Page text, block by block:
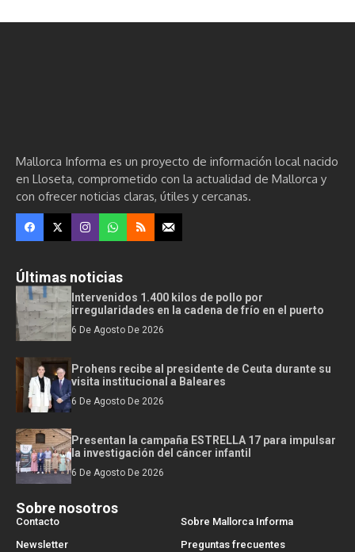
Mallorca Informa es un proyecto de información local nacido
en Lloseta, comprometido con la actualidad de Mallorca y
con ofrecer noticias claras, útiles y cercanas.
Últimas noticias
Intervenidos 1.400 kilos de pollo por
irregularidades en la cadena de frío en el puerto
6 De Agosto De 2026
Prohens recibe al presidente de Ceuta durante su
visita institucional a Baleares
6 De Agosto De 2026
Presentan la campaña ESTRELLA 17 para impulsar
la investigación del cáncer infantil
6 De Agosto De 2026
Sobre nosotros
Contacto
Sobre Mallorca Informa
Newsletter
Preguntas frecuentes